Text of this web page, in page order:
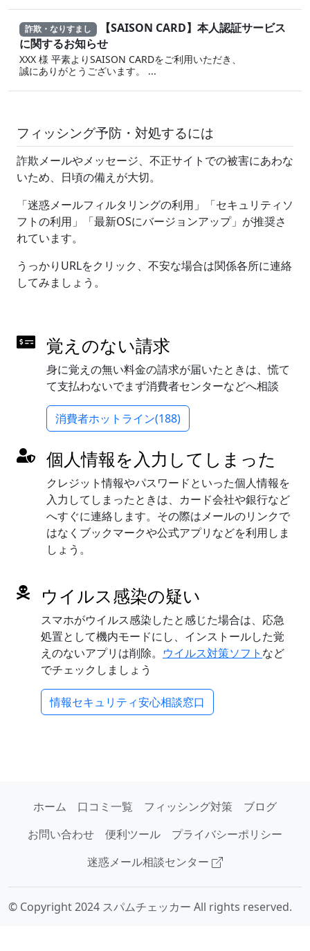
詐欺・なりすまし 【SAISON CARD】本人認証サービス
に関するお知らせ
XXX 様 平素よりSAISON CARDをご利用いただき、
誠にありがとうございます。 ...
フィッシング予防・対処するには
詐欺メールやメッセージ、不正サイトでの被害にあわな
いため、日頃の備えが大切。
「迷惑メールフィルタリングの利用」「セキュリティソ
フトの利用」「最新OSにバージョンアップ」が推奨さ
れています。
うっかりURLをクリック、不安な場合は関係各所に連絡
してみましょう。
覚えのない請求
身に覚えの無い料金の請求が届いたときは、慌て
て支払わないでまず消費者センターなどへ相談
消費者ホットライン(188)
個人情報を入力してしまった
クレジット情報やパスワードといった個人情報を
入力してしまったときは、カード会社や銀行など
へすぐに連絡します。その際はメールのリンクで
はなくブックマークや公式アプリなどを利用しま
しょう。
ウイルス感染の疑い
スマホがウイルス感染したと感じた場合は、応急
処置として機内モードにし、インストールした覚
えのないアプリは削除。 ウイルス対策ソフト など
でチェックしましょう
情報セキュリティ安心相談窓口
ホーム 口コミ一覧 フィッシング対策
ブログ
お問い合わせ
便利ツール
プライバシーポリシー
迷惑メール相談センター
© Copyright 2024 スパムチェッカー All rights reserved.